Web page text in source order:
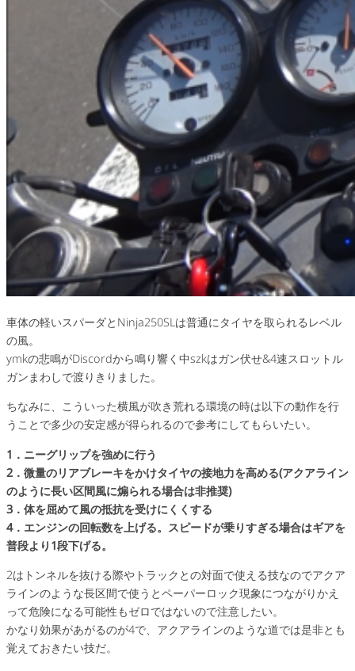
車体の軽いスパーダとNinja250SLは普通にタイヤを取られるレベル
の風。
ymkの悲鳴がDiscordから鳴り響く中szkはガン伏せ&4速スロットル
ガンまわしで渡りきりました。
ちなみに、こういった横風が吹き荒れる環境の時は以下の動作を行
うことで多少の安定感が得られるので参考にしてもらいたい。
1．ニーグリップを強めに行う
2．微量のリアブレーキをかけタイヤの接地力を高める(アクアライン
のように長い区間風に煽られる場合は非推奨)
3．体を屈めて風の抵抗を受けにくくする
4．エンジンの回転数を上げる。スピードが乗りすぎる場合はギアを
普段より1段下げる。
2はトンネルを抜ける際やトラックとの対面で使える技なのでアクア
ラインのような長区間で使うとペーパーロック現象につながりかえ
って危険になる可能性もゼロではないので注意したい。
かなり効果があがるのが4で、アクアラインのような道では是非とも
覚えておきたい技だ。